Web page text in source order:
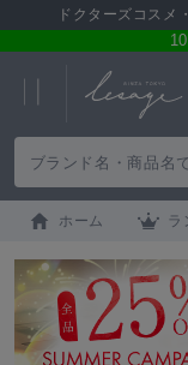
ドクターズコスメ
ホーム ラ